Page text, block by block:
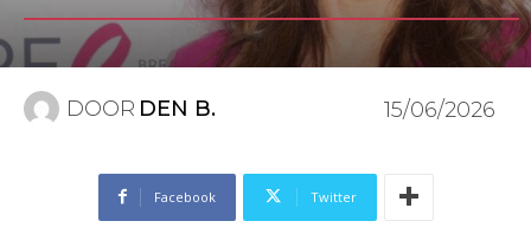
DOOR DEN B. 15/06/2026
Facebook Twitter